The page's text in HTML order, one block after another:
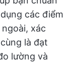
các điểm
xác
là đạt
lường và